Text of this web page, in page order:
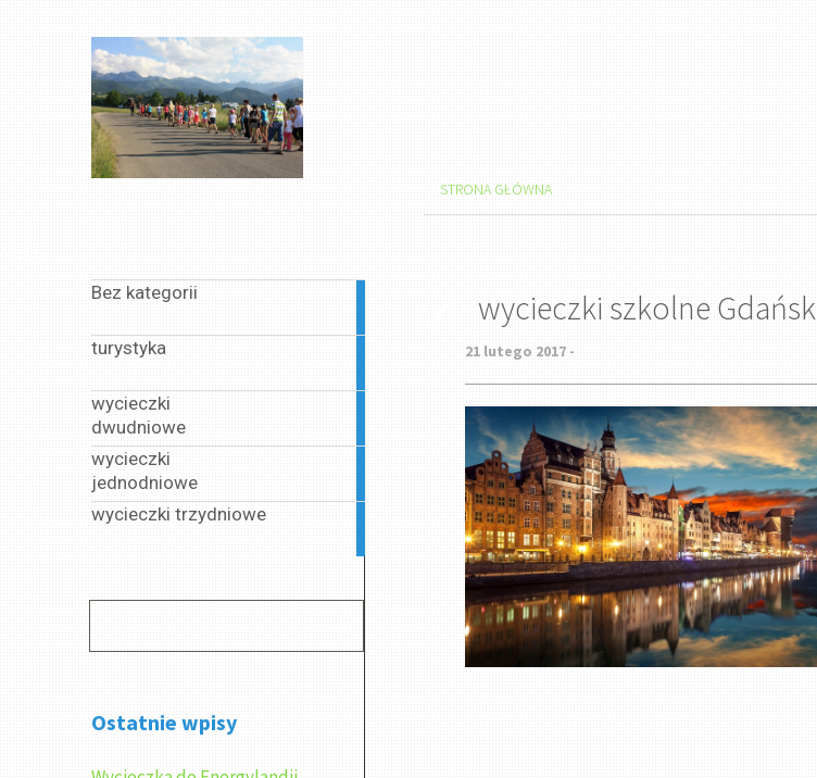
Bez kategorii
turystyka
wycieczki
dwudniowe
wycieczki
jednodniowe
wycieczki trzydniowe
Ostatnie wpisy
STRONA GŁÓWNA
wycieczki szkolne Gdańsk
21 lutego 2017 -